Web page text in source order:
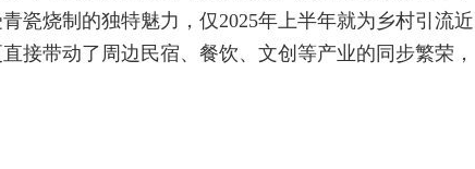
瓷烧制的独特魅力，仅2025年上半年就为乡村引流近
接带动了周边民宿、餐饮、文创等产业的同步繁荣，